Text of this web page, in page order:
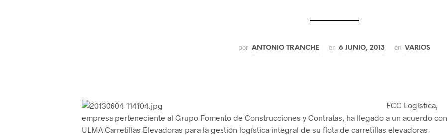
por ANTONIO TRANCHE en 6 JUNIO, 2013 en VARIOS
FCC Logística,
empresa perteneciente al Grupo Fomento de Construcciones y Contratas, ha llegado a un acuerdo con
ULMA Carretillas Elevadoras para la gestión logística integral de su flota de carretillas elevadoras